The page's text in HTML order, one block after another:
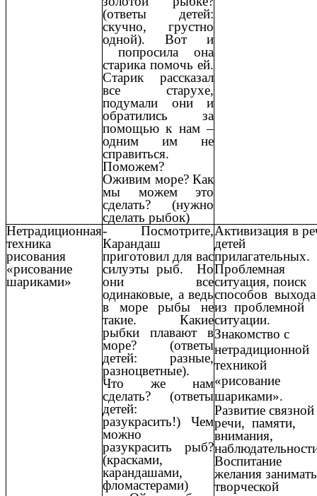
(ответы детей:
скучно, грустно
одной). Вот и
попросила она
старика помочь ей.
Старик рассказал
все старухе,
подумали они и
обратились за
помощью к нам –
одним им не
справиться.
Поможем?
Оживим море? Как
мы можем это
сделать? (нужно
сделать рыбок)
Нетрадиционная
техника
рисования
«рисование
шариками»
- Посмотрите,
Карандаш
приготовил для вас
силуэты рыб. Но
они все
одинаковые, а ведь
в море рыбы не
такие. Какие
рыбки плавают в
море? (ответы
детей: разные,
разноцветные).
Что же нам
сделать? (ответы
детей:
разукрасить!) Чем
можно
разукрасить рыб?
(красками,
карандашами,
фломастерами)
Активизация в
детей
прилагательных.
Проблемная
ситуация, поиск
способов выхода
из проблемной
ситуации.
Знакомство с
нетрадиционной
техникой
«рисование
шариками».
Развитие связной
речи, памяти,
внимания,
Воспитание
желания
творческой